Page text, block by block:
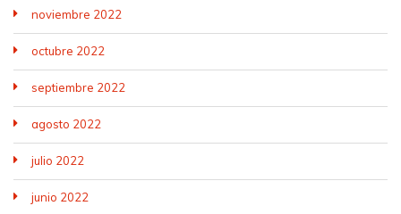
noviembre 2022
octubre 2022
septiembre 2022
agosto 2022
julio 2022
junio 2022